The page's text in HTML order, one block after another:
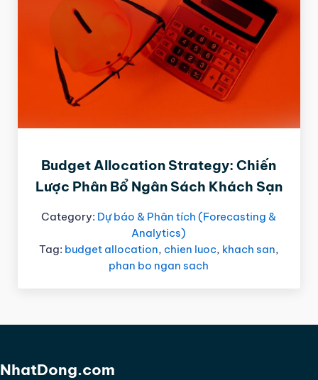
Budget Allocation Strategy: Chiến
Lược Phân Bổ Ngân Sách Khách Sạn
Category: Dự báo & Phân tích (Forecasting &
Analytics)
Tag: budget allocation, chien luoc, khach san,
phan bo ngan sach
NhatDong.com